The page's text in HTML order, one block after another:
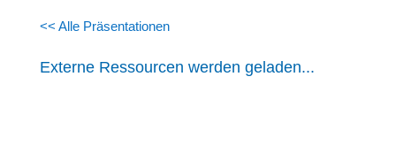
<< Alle Präsentationen
Externe Ressourcen werden geladen...